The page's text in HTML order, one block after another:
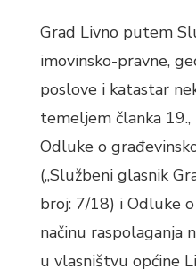
Grad Livno putem
imovinsko-pravne,
poslove i katastar
temeljem članka 19.,
Odluke o
(„Službeni glasnik
broj: 7/18) i Odluke
načinu raspolaganja
u vlasništvu općine